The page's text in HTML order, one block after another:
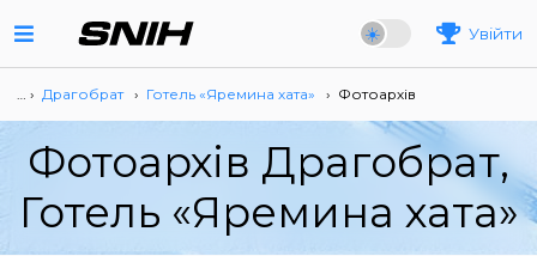
Увійти
… › Драгобрат › Готель «Яремина хата» › Фотоархів
Фотоархів Драгобрат,
Готель «Яремина хата»